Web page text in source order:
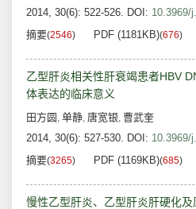
2014, 30(6): 522-526. DOI: 10.3969/
摘要(2546) PDF (1181KB)(676)
乙型肝炎相关性肝衰竭患者HBV
体表达的临床意义
田方圆 , 单静, 唐宽银, 曹武奎
2014, 30(6): 527-530. DOI: 10.3969/
摘要(3265) PDF (1169KB)(685)
慢性乙型肝炎、乙型肝炎肝硬化